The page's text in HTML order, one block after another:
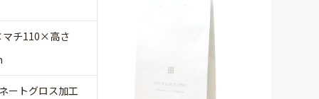
チ110×高さ
ートグロス加工